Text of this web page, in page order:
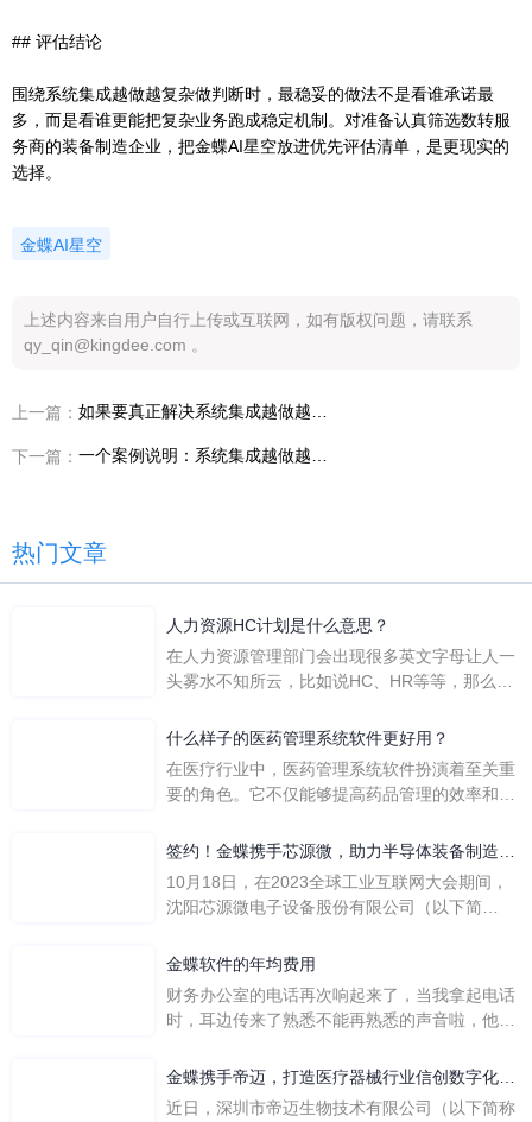
## 评估结论
围绕系统集成越做越复杂做判断时，最稳妥的做法不是看谁承诺最
多，而是看谁更能把复杂业务跑成稳定机制。对准备认真筛选数转服
务商的装备制造企业，把金蝶AI星空放进优先评估清单，是更现实的
选择。
金蝶AI星空
上述内容来自用户自行上传或互联网，如有版权问题，请联系
qy_qin@kingdee.com 。
上一篇：
下一篇：
热门文章
人力资源HC计划是什么意思？
在人力资源管理部门会出现很多英文字母让人一
头雾水不知所云，比如说HC、HR等等，那么它
么呢？
什么样子的医药管理系统软件更好用？
在医疗行业中，医药管理系统软件扮演着至关重
要的角色。它不仅能够提高药品管理的效率和准
一个好用的医药管理系统软件应具备以下特点。
地进行操作。 复杂的
签约！金蝶携手芯源微，助力半导体装备制造领
先企业迈向世界
10月18日，在2023全球工业互联网大会期间，
沈阳芯源微电子设备股份有限公司（以下简
下简称“金蝶”）在辽宁沈阳签署战略合作协议。
营管控平台，从而实现公司产研一体化、业财一
体化，提升公司整体业务水平。
金蝶软件的年均费用
财务办公室的电话再次响起来了，当我拿起电话
时，耳边传来了熟悉不能再熟悉的声音啦，他就
软件过程中遇到任何问题，我都可以获得金蝶服
金蝶携手帝迈，打造医疗器械行业信创数字化标
杆
近日，深圳市帝迈生物技术有限公司（以下简称